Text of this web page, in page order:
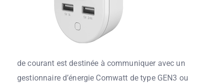
de courant est destinée à communiquer avec un
gestionnaire d’énergie Comwatt de type GEN3 ou